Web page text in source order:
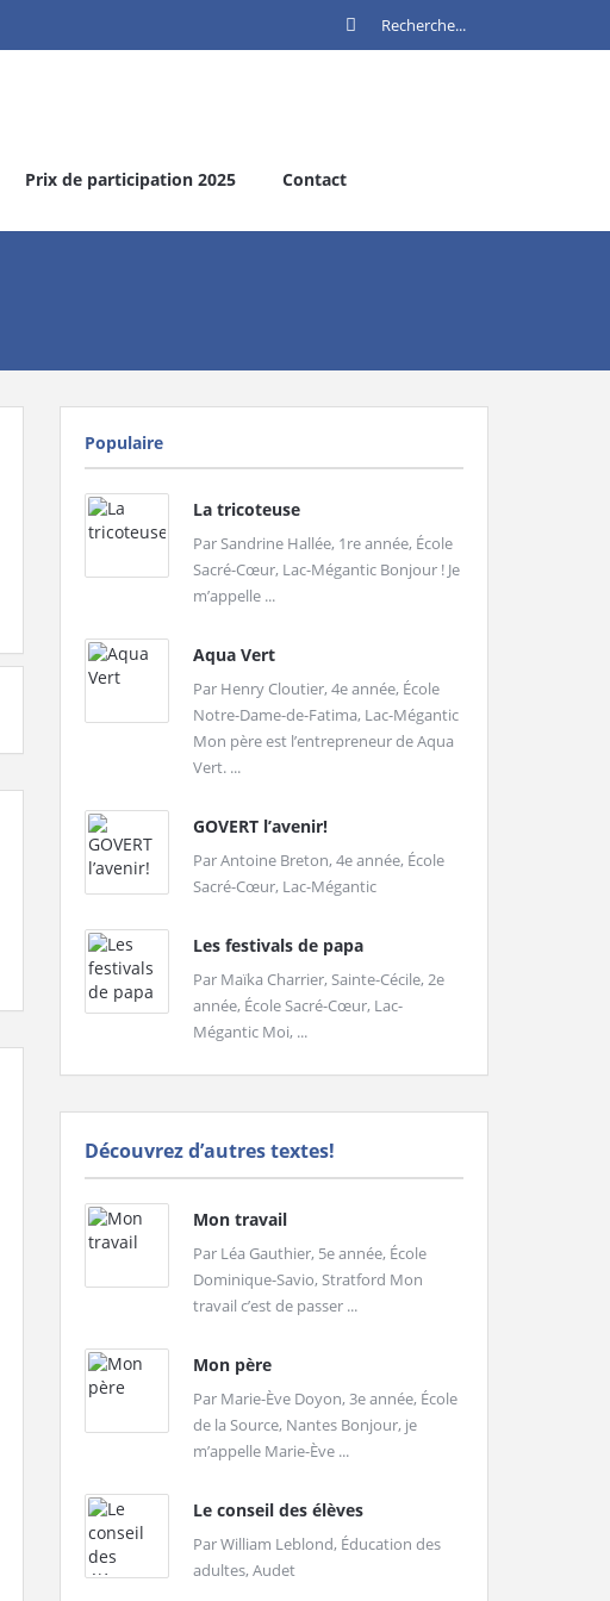
Prix de participation 2025 Contact
Populaire
La tricoteuse
Par Sandrine Hallée, 1re année, École
Sacré-Cœur, Lac-Mégantic Bonjour ! Je
m’appelle ...
Aqua Vert
Par Henry Cloutier, 4e année, École
Notre-Dame-de-Fatima, Lac-Mégantic
Mon père est l’entrepreneur de Aqua
Vert. ...
GOVERT l’avenir!
Par Antoine Breton, 4e année, École
Sacré-Cœur, Lac-Mégantic
Les festivals de papa
Par Maïka Charrier, Sainte-Cécile, 2e
année, École Sacré-Cœur, Lac-
Mégantic Moi, ...
Découvrez d’autres textes!
Mon travail
Par Léa Gauthier, 5e année, École
Dominique-Savio, Stratford Mon
travail c’est de passer ...
Mon père
Par Marie-Ève Doyon, 3e année, École
de la Source, Nantes Bonjour, je
m’appelle Marie-Ève ...
Le conseil des élèves
Par William Leblond, Éducation des
adultes, Audet